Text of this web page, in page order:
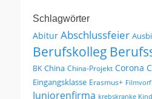
Schlagwörter
Abitur Abschlussfeier
Berufskolleg
BK China China-Projekt Corona
Eingangsklasse Erasmus+
Juniorenfirma krebskranke